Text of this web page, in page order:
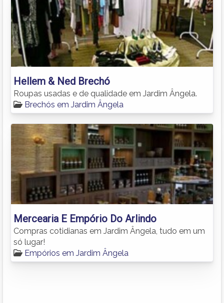
Hellem & Ned Brechó
Roupas usadas e de qualidade em Jardim Ângela.
Brechós em Jardim Ângela
Mercearia E Empório Do Arlindo
Compras cotidianas em Jardim Ângela, tudo em um
só lugar!
Empórios em Jardim Ângela